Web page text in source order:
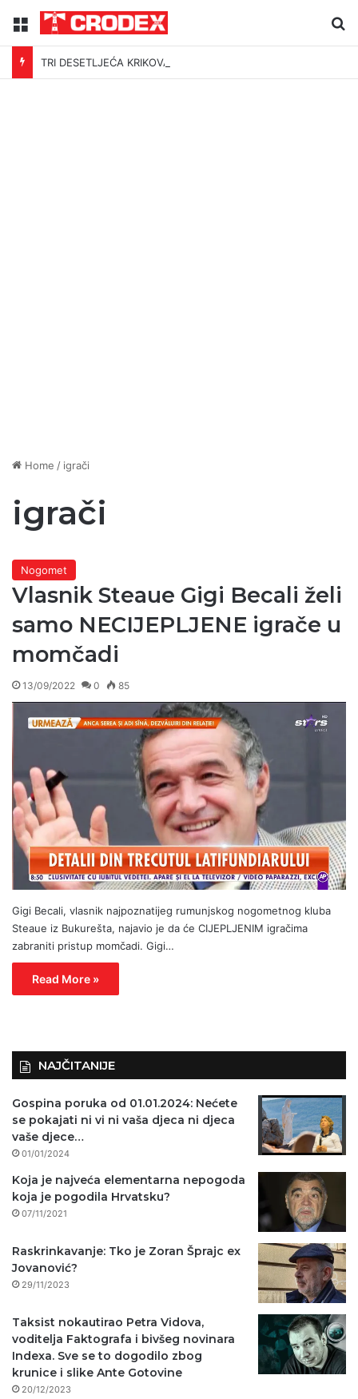
Menu
TRI DESETLJEĆA KRIKOVA OČAJNIKA
Home / igrači
igrači
Nogomet
Vlasnik Steaue Gigi Becali želi
samo NECIJEPLJENE igrače u
momčadi
13/09/2022 0 85
Gigi Becali, vlasnik najpoznatijeg rumunjskog nogometnog kluba
Steaue iz Bukurešta, najavio je da će CIJEPLJENIM igračima
zabraniti pristup momčadi. Gigi…
Read More »
NAJČITANIJE
Gospina poruka od 01.01.2024: Nećete
se pokajati ni vi ni vaša djeca ni djeca
vaše djece…
01/01/2024
Koja je najveća elementarna nepogoda
koja je pogodila Hrvatsku?
07/11/2021
Raskrinkavanje: Tko je Zoran Šprajc ex
Jovanović?
29/11/2023
Taksist nokautirao Petra Vidova,
voditelja Faktografa i bivšeg novinara
Indexa. Sve se to dogodilo zbog
krunice i slike Ante Gotovine
20/12/2023